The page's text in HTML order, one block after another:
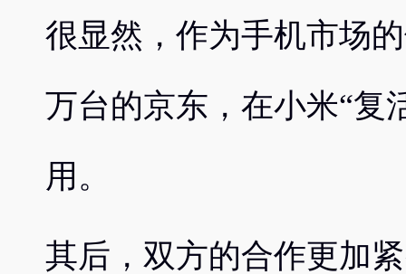
很显然，作为手机市场
万台的京东，在小米“复
用。
其后，双方的合作更加